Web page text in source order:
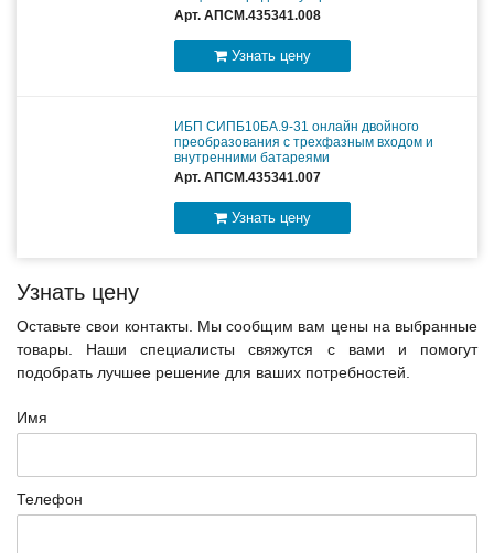
Арт. АПСМ.435341.008
Узнать цену
ИБП СИПБ10БА.9-31 онлайн двойного
преобразования с трехфазным входом и
внутренними батареями
Арт. АПСМ.435341.007
Узнать цену
Узнать цену
Оставьте свои контакты. Мы сообщим вам цены на выбранные
товары. Наши специалисты свяжутся с вами и помогут
подобрать лучшее решение для ваших потребностей.
Имя
Телефон